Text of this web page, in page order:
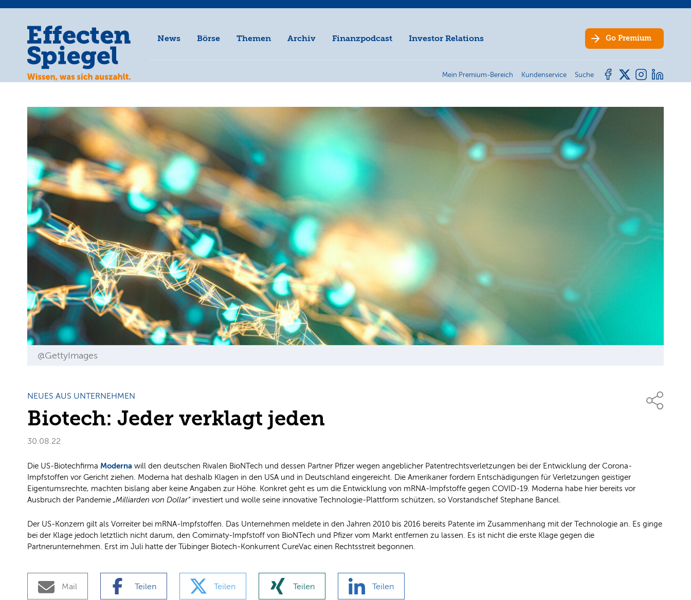
News Börse Themen Archiv Finanzpodcast Investor Relations Go Premium
Mein Premium-Bereich Kundenservice Suche
@GettyImages
NEUES AUS UNTERNEHMEN
Biotech: Jeder verklagt jeden
30.08.22
Die US-Biotechfirma Moderna will den deutschen Rivalen BioNTech und dessen Partner Pfizer wegen angeblicher Patentrechtsverletzungen bei der Entwicklung der Corona-
Impfstoffen vor Gericht ziehen. Moderna hat deshalb Klagen in den USA und in Deutschland eingereicht. Die Amerikaner fordern Entschädigungen für Verletzungen geistiger
Eigentumsrechte, machten bislang aber keine Angaben zur Höhe. Konkret geht es um die Entwicklung von mRNA-Impfstoffe gegen COVID-19. Moderna habe hier bereits vor
Ausbruch der Pandemie „Milliarden von Dollar“investiert und wolle seine innovative Technologie-Plattform schützen, so Vorstandschef Stephane Bancel.
Der US-Konzern gilt als Vorreiter bei mRNA-Impfstoffen. Das Unternehmen meldete in den Jahren 2010 bis 2016 bereits Patente im Zusammenhang mit der Technologie an. Es ginge
bei der Klage jedoch letztlich nicht darum, den Comirnaty-Impfstoff von BioNTech und Pfizer vom Markt entfernen zu lassen. Es ist nicht die erste Klage gegen die
Partnerunternehmen. Erst im Juli hatte der Tübinger Biotech-Konkurrent CureVac einen Rechtsstreit begonnen.
Mail Teilen Teilen Teilen Teilen